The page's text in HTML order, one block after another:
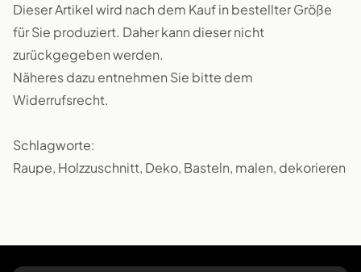
Dieser Artikel wird nach dem Kauf in bestellter Größe
für Sie produziert. Daher kann dieser nicht
zurückgegeben werden.
Näheres dazu entnehmen Sie bitte dem
Widerrufsrecht.
Schlagworte:
Raupe, Holzzuschnitt, Deko, Basteln, malen, dekorieren